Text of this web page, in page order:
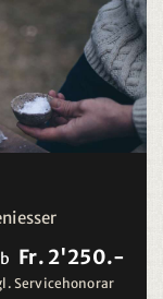
Fr. 2'250.-
Servicehonorar